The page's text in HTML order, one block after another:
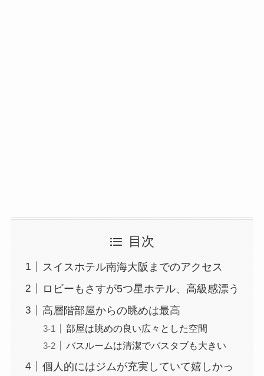
目次
スイスホテル南海大阪までのアクセス
ロビーもさすが5つ星ホテル、高級感漂う
高層階部屋からの眺めは最高
部屋は眺めの良い広々とした空間
バスルームは清潔でバスタブも大きい
個人的にはジムが充実していて嬉しかっ